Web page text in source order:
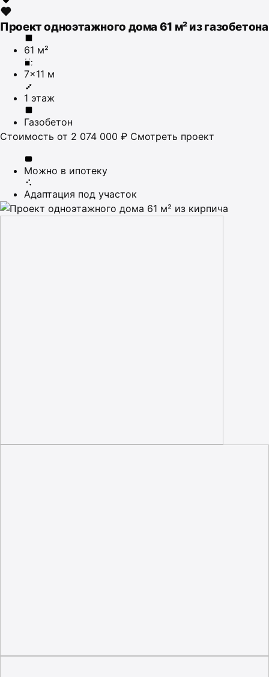
Проект одноэтажного дома 61 м² из газобетона
61 м²
7×11 м
1 этаж
Газобетон
Стоимость от 2 074 000 ₽ Смотреть проект
Можно в ипотеку
Адаптация под участок